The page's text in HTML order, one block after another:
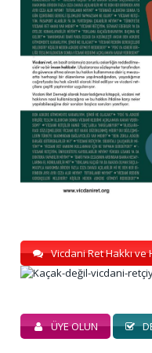
Vicdani Ret Hakkı ve
ÜYE OLUN